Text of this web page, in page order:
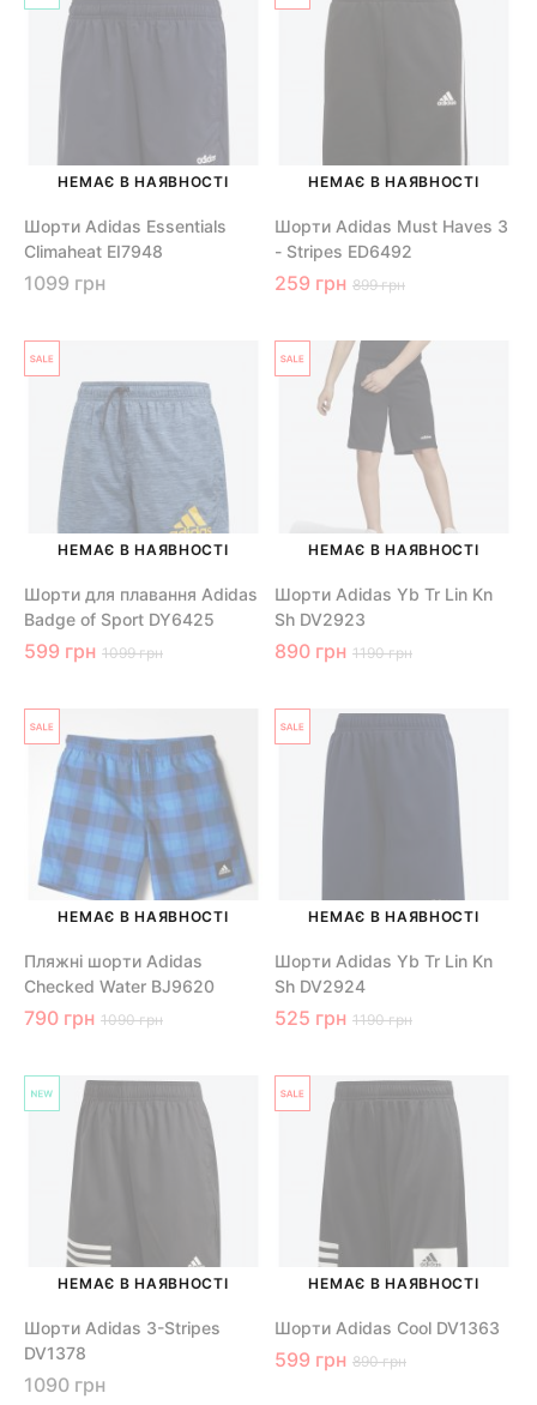
НЕМАЄ В НАЯВНОСТІ
Шорти Adidas Essentials
Climaheat EI7948
1099 грн
НЕМАЄ В НАЯВНОСТІ
Шорти Adidas Must Haves 3
- Stripes ED6492
259 грн 899 грн
НЕМАЄ В НАЯВНОСТІ
Шорти для плавання Adidas
Badge of Sport DY6425
599 грн 1099 грн
НЕМАЄ В НАЯВНОСТІ
Шорти Adidas Yb Tr Lin Kn
Sh DV2923
890 грн 1190 грн
НЕМАЄ В НАЯВНОСТІ
Пляжні шорти Adidas
Checked Water BJ9620
790 грн 1090 грн
НЕМАЄ В НАЯВНОСТІ
Шорти Adidas Yb Tr Lin Kn
Sh DV2924
525 грн 1190 грн
НЕМАЄ В НАЯВНОСТІ
Шорти Adidas 3-Stripes
DV1378
1090 грн
НЕМАЄ В НАЯВНОСТІ
Шорти Adidas Cool DV1363
599 грн 890 грн